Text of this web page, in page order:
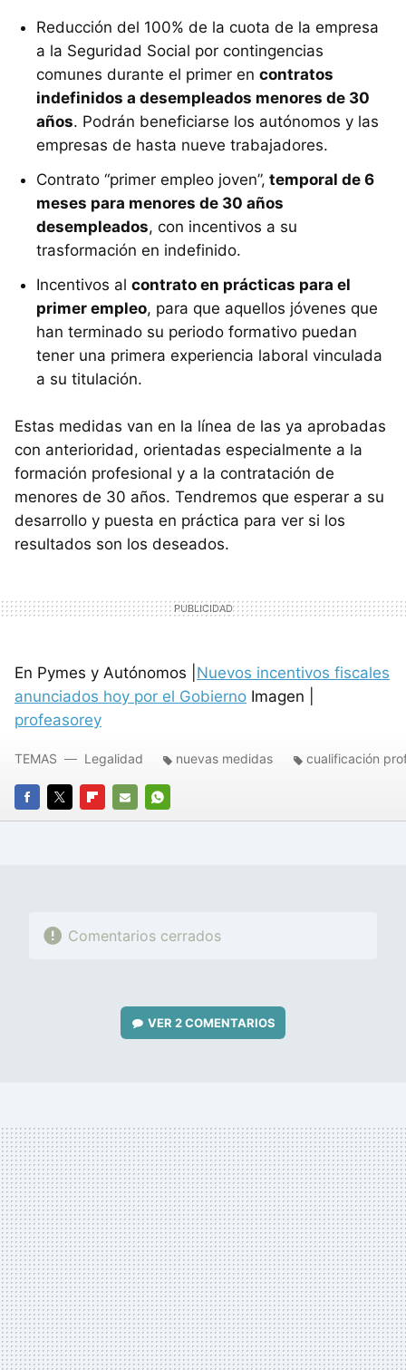
Reducción del 100% de la cuota de la empresa
a la Seguridad Social por contingencias
comunes durante el primer en contratos
indefinidos a desempleados menores de 30
años. Podrán beneficiarse los autónomos y las
empresas de hasta nueve trabajadores.
Contrato “primer empleo joven”, temporal de 6
meses para menores de 30 años
desempleados, con incentivos a su
trasformación en indefinido.
Incentivos al contrato en prácticas para el
primer empleo, para que aquellos jóvenes que
han terminado su periodo formativo puedan
tener una primera experiencia laboral vinculada
a su titulación.
Estas medidas van en la línea de las ya aprobadas
con anterioridad, orientadas especialmente a la
formación profesional y a la contratación de
menores de 30 años. Tendremos que esperar a su
desarrollo y puesta en práctica para ver si los
resultados son los deseados.
En Pymes y Autónomos | Nuevos incentivos fiscales
anunciados hoy por el Gobierno Imagen |
profeasorey
FACEBOOK
TWITTERFLIPBOARD
E-
WHATSAPP
TEMAS Legalidad nuevas medidas cualificación
Comentarios cerrados
VER2 COMENTARIOS